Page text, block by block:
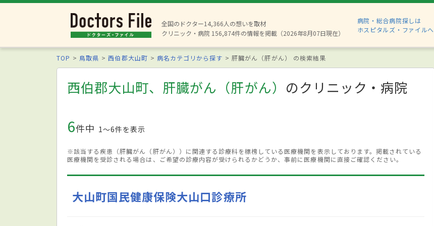
全国のドクター14,366人の想いを取材
クリニック・病院 156,874件の情報を掲載（2026年8月07日現在）
病院・総合病院探しは
ホスピタルズ・ファイルへ
TOP 鳥取県 西伯郡大山町 病名カテゴリから探す 肝臓がん（肝がん） の検索結果
西伯郡大山町、肝臓がん（肝がん） のクリニック・病院
6件中 1〜6件を表示
※該当する疾患（肝臓がん（肝がん））に関連する診療科を標榜している医療機関を表示しております。掲載されている
医療機関を受診される場合は、ご希望の診療内容が受けられるかどうか、事前に医療機関に直接ご確認ください。
大山町国民健康保険大山口診療所